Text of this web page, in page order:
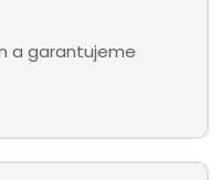
a garantujeme